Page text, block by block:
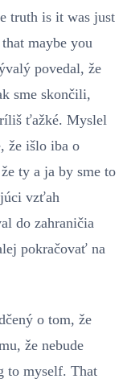
truth is it was just
maybe you
povedal, že
sme skončili,
ťažké. Myslel
že išlo iba o
ty a ja by sme to
vzťah
do zahraničia
pokračovať na
o tom, že
že nebude
to myself. That